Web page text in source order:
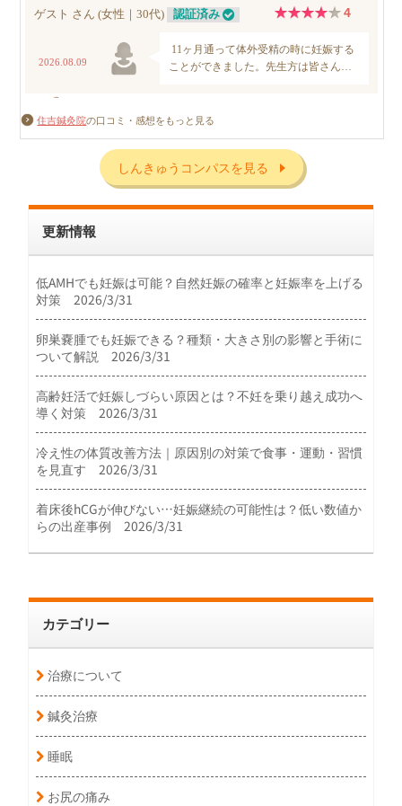
住吉鍼灸院の口コミ・感想をもっと見る
しんきゅうコンパスを見る
更新情報
低AMHでも妊娠は可能？自然妊娠の確率と妊娠率を上げる
対策 2026/3/31
卵巣嚢腫でも妊娠できる？種類・大きさ別の影響と手術に
ついて解説 2026/3/31
高齢妊活で妊娠しづらい原因とは？不妊を乗り越え成功へ
導く対策 2026/3/31
冷え性の体質改善方法｜原因別の対策で食事・運動・習慣
を見直す 2026/3/31
着床後hCGが伸びない…妊娠継続の可能性は？低い数値か
らの出産事例 2026/3/31
カテゴリー
治療について
鍼灸治療
睡眠
お尻の痛み